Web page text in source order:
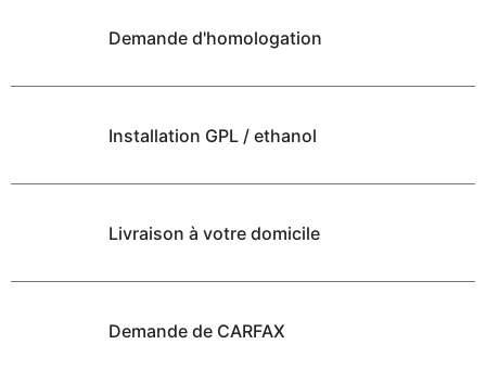
Demande d'homologation
Installation GPL / ethanol
Livraison à votre domicile
Demande de CARFAX